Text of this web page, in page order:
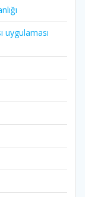
uygulaması